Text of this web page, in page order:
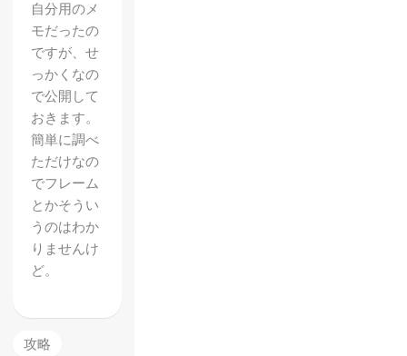
自分用のメ
モだったの
ですが、せ
っかくなの
で公開して
おきます。
簡単に調べ
ただけなの
でフレーム
とかそうい
うのはわか
りませんけ
ど。
攻略
【ワル
キュー
レの伝
説】レ
トロゲ
ームレ
ビュ
ー か
わい
い！だ